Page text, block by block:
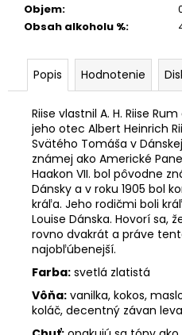
Objem:
Obsah alkoholu %:
Popis Hodnotenie
Riise vlastnil A. H. Riise
jeho otec Albert Heinrich
Svätého Tomáša v
známej ako Americké
Haakon VII. bol pôvodne
Dánsky a v roku 1905 bol
kráľa. Jeho rodičmi boli
Louise Dánska. Hovorí sa,
rovno dvakrát a práve
najobľúbenejší.
Farba: svetlá zlatistá
Vôňa: vanilka, kokos,
koláč, decentný závan